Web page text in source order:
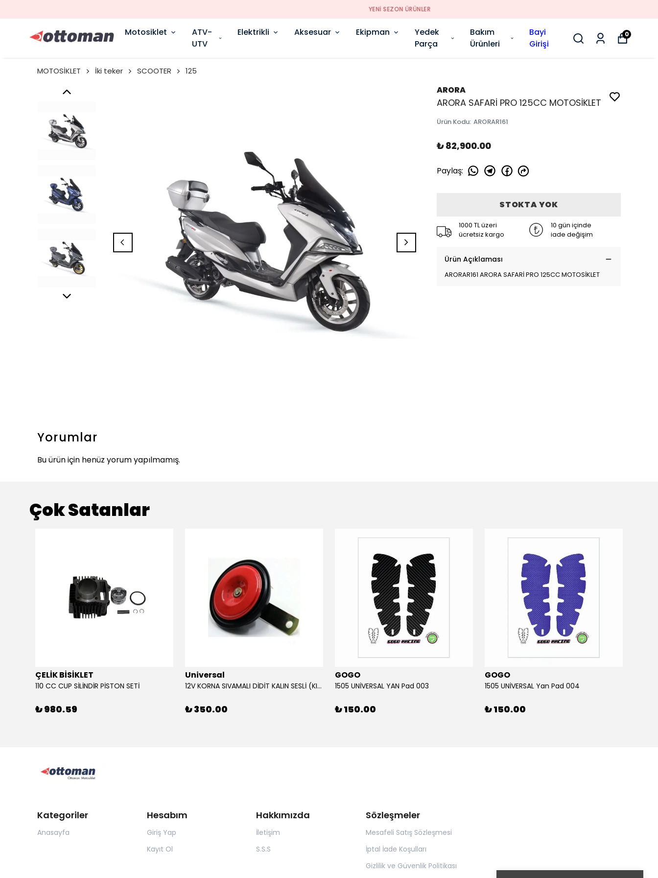
Motosiklet
ATV-
UTV
Elektrikli Aksesuar Ekipman
Yedek
Parça
Bakım
Ürünleri
Bayi
Girişi
0
MOTOSİKLET İki teker SCOOTER 125
ARORA
ARORA SAFARİ PRO 125CC MOTOSİKLET
Ürün Kodu: ARORAR161
₺ 82,900.00
Paylaş:
STOKTA YOK
1000 TL üzeri
ücretsiz kargo
10 gün içinde
iade değişim
Ürün Açıklaması
ARORAR161 ARORA SAFARİ PRO 125CC MOTOSİKLET
Yorumlar
Bu ürün için henüz yorum yapılmamış.
Çok Satanlar
ÇELİK BİSİKLET
110 CC CUP SİLİNDİR PİSTON SETİ
₺ 980.59
Universal
12V KORNA SIVAMALI DİDİT KALIN SESLİ (KIRMIZI)
₺ 350.00
GOGO
1505 UNİVERSAL YAN Pad 003
₺ 150.00
GOGO
1505 UNİVERSAL Yan Pad 004
₺ 150.00
Kategoriler
Anasayfa
Hesabım
Giriş Yap
Kayıt Ol
Hakkımızda
İletişim
S.S.S
Sözleşmeler
Mesafeli Satış Sözleşmesi
İptal İade Koşulları
Gizlilik ve Güvenlik Politikası